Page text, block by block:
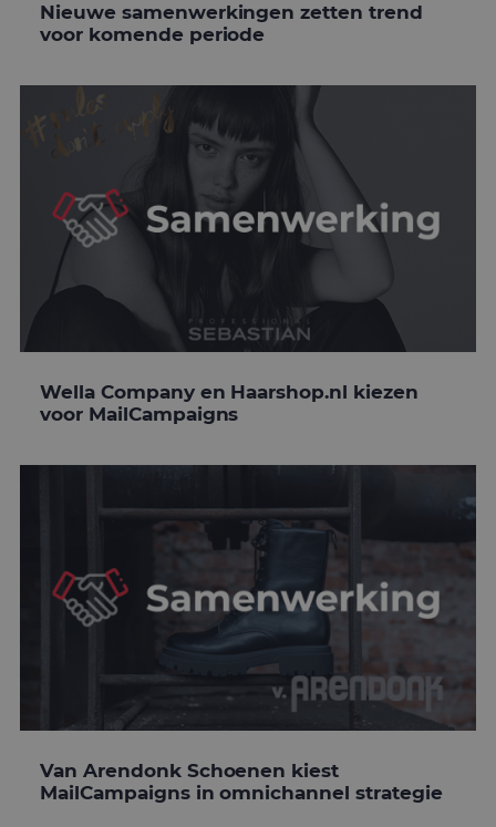
Nieuwe samenwerkingen zetten trend
voor komende periode
Wella Company en Haarshop.nl kiezen
voor MailCampaigns
Van Arendonk Schoenen kiest
MailCampaigns in omnichannel strategie